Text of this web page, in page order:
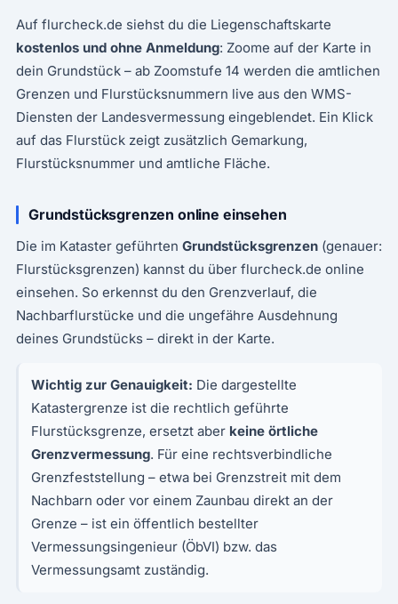
Auf flurcheck.de siehst du die Liegenschaftskarte
kostenlos und ohne Anmeldung: Zoome auf der Karte in
dein Grundstück – ab Zoomstufe 14 werden die amtlichen
Grenzen und Flurstücksnummern live aus den WMS-
Diensten der Landesvermessung eingeblendet. Ein Klick
auf das Flurstück zeigt zusätzlich Gemarkung,
Flurstücksnummer und amtliche Fläche.
Grundstücksgrenzen online einsehen
Die im Kataster geführten Grundstücksgrenzen (genauer:
Flurstücksgrenzen) kannst du über flurcheck.de online
einsehen. So erkennst du den Grenzverlauf, die
Nachbarflurstücke und die ungefähre Ausdehnung
deines Grundstücks – direkt in der Karte.
Wichtig zur Genauigkeit: Die dargestellte
Katastergrenze ist die rechtlich geführte
Flurstücksgrenze, ersetzt aber keine örtliche
Grenzvermessung. Für eine rechtsverbindliche
Grenzfeststellung – etwa bei Grenzstreit mit dem
Nachbarn oder vor einem Zaunbau direkt an der
Grenze – ist ein öffentlich bestellter
Vermessungsingenieur (ÖbVI) bzw. das
Vermessungsamt zuständig.